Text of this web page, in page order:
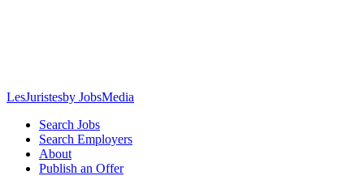
LesJuristesby JobsMedia
Search Jobs
Search Employers
About
Publish an Offer